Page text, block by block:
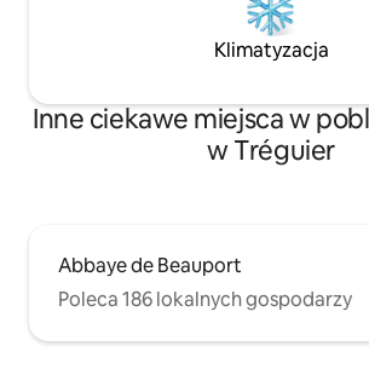
Klimatyzacja
Inne ciekawe miejsca w
w Tréguier
Abbaye de Beauport
Poleca 186 lokalnych gospodarzy